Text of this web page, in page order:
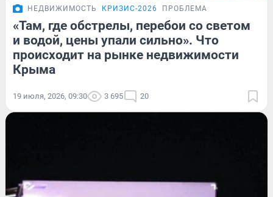
НЕДВИЖИМОСТЬ КРИЗИС-2026 ПРОБЛЕМА
«Там, где обстрелы, перебои со светом
и водой, цены упали сильно». Что
происходит на рынке недвижимости
Крыма
19 июля, 2026, 09:30 3 695 20